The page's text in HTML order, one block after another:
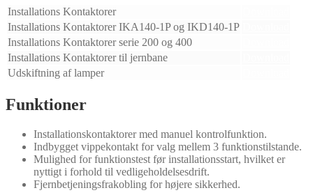
Installations Kontaktorer
Installations Kontaktorer IKA140-1P og IKD140-1P
Installations Kontaktorer serie 200 og 400
Installations Kontaktorer til jernbane
Udskiftning af lamper
Funktioner
Installationskontaktorer med manuel kontrolfunktion.
Indbygget vippekontakt for valg mellem 3 funktionstilstande.
Mulighed for funktionstest før installationsstart, hvilket er
nyttigt i forhold til vedligeholdelsesdrift.
Fjernbetjeningsfrakobling for højere sikkerhed.